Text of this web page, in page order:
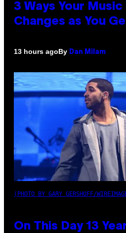
3 Ways Your Music
Changes as You
13 hours agoBy Dan Milam
(PHOTO BY GARY GERSHOFF/
On This Day 13